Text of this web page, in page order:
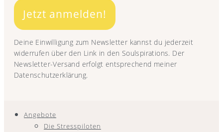
Jetzt anmelden!
Deine Einwilligung zum Newsletter kannst du jederzeit
widerrufen über den Link in den Soulspirations. Der
Newsletter-Versand erfolgt entsprechend meiner
Datenschutzerklärung.
Angebote
Die Stresspiloten